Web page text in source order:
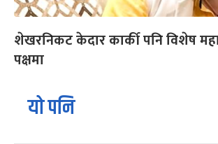
शेखरनिकट केदार कार्की पनि विशेष
पक्षमा
यो पनि